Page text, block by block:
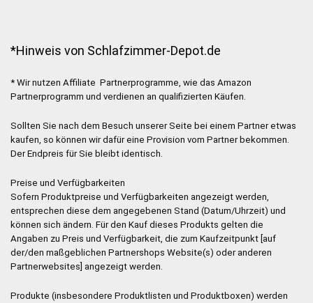
*Hinweis von Schlafzimmer-Depot.de
* Wir nutzen Affiliate Partnerprogramme, wie das Amazon
Partnerprogramm und verdienen an qualifizierten Käufen.
Sollten Sie nach dem Besuch unserer Seite bei einem Partner etwas
kaufen, so können wir dafür eine Provision vom Partner bekommen.
Der Endpreis für Sie bleibt identisch.
Preise und Verfügbarkeiten
Sofern Produktpreise und Verfügbarkeiten angezeigt werden,
entsprechen diese dem angegebenen Stand (Datum/Uhrzeit) und
können sich ändern. Für den Kauf dieses Produkts gelten die
Angaben zu Preis und Verfügbarkeit, die zum Kaufzeitpunkt [auf
der/den maßgeblichen Partnershops Website(s) oder anderen
Partnerwebsites] angezeigt werden.
Produkte (insbesondere Produktlisten und Produktboxen) werden